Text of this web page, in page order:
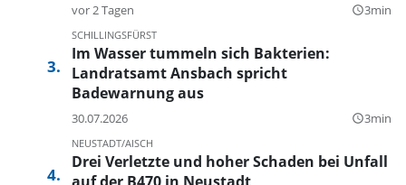
vor 2 Tagen query_builder3min
SCHILLINGSFÜRST
Im Wasser tummeln sich Bakterien:
Landratsamt Ansbach spricht
Badewarnung aus
30.07.2026 query_builder3min
NEUSTADT/AISCH
Drei Verletzte und hoher Schaden bei Unfall